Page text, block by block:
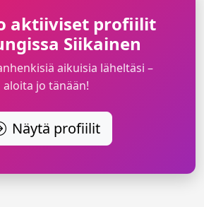
aktiiviset profiilit
Siikainen
aikuisia läheltäsi –
aloita jo tänään!
Näytä profiilit